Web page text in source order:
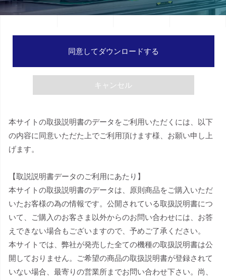
同意してダウンロードする
キャンセル
本サイトの取扱説明書のデータをご利用いただくには、以下
の内容に同意いただた上でご利用頂けます様、お願い申し上
げます。
【取説説明書データのご利用にあたり】
本サイトの取扱説明書のデータは、原則商品をご購入いただ
いたお客様の為の情報です。公開されている取扱説明書につ
いて、ご購入のお客さま以外からのお問い合わせには、お答
えできない場合もございますので、予めご了承ください。
本サイトでは、弊社が発売した全ての機種の取扱説明書は公
開しておりません。ご希望の商品の取扱説明書が登録されて
いない場合、最寄りの営業所までお問い合わせ下さい。尚、